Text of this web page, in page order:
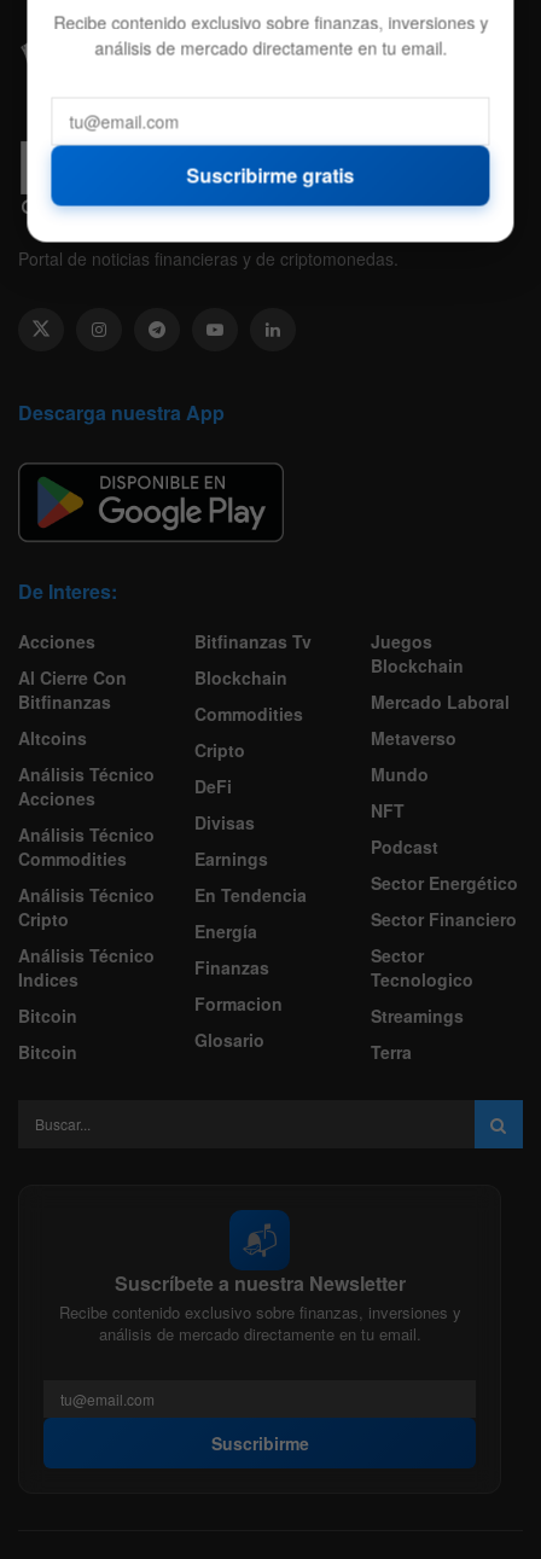
Portal de noticias financieras y de criptomonedas.
Descarga nuestra App
De Interes:
Acciones
Al Cierre Con
Bitfinanzas
Altcoins
Análisis Técnico
Acciones
Análisis Técnico
Commodities
Análisis Técnico
Cripto
Análisis Técnico
Indices
Bitcoin
Bitcoin
Bitfinanzas Tv
Blockchain
Commodities
Cripto
DeFi
Divisas
Earnings
En Tendencia
Energía
Finanzas
Formacion
Glosario
Juegos
Blockchain
Mercado Laboral
Metaverso
Mundo
NFT
Podcast
Sector Energético
Sector Financiero
Sector
Tecnologico
Streamings
Terra
📬
Suscríbete a nuestra Newsletter
Recibe contenido exclusivo sobre finanzas, inversiones y
análisis de mercado directamente en tu email.
Suscribirme
Recibe contenido exclusivo sobre finanzas, inversiones y
análisis de mercado directamente en tu email.
Suscribirme gratis